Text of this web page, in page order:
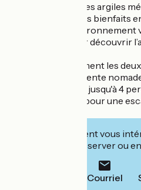
- La découverte des argiles
de profiter de leurs bienfaits
au milieu d’un environnement
- Les ateliers pour découvrir
Découvrez également les
du domaine : une tente
pouvant accueillir jusqu'à 4
géodésique, idéal pour une
Cet établissement vous
leur site pour réserver ou
Courriel